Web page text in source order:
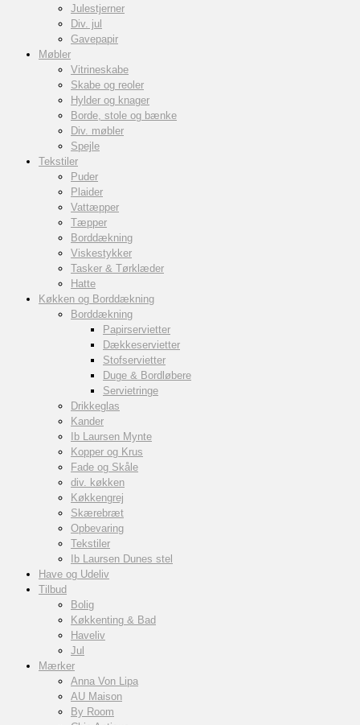
Julestjerner
Div. jul
Gavepapir
Møbler
Vitrineskabe
Skabe og reoler
Hylder og knager
Borde, stole og bænke
Div. møbler
Spejle
Tekstiler
Puder
Plaider
Vattæpper
Tæpper
Borddækning
Viskestykker
Tasker & Tørklæder
Hatte
Køkken og Borddækning
Borddækning
Papirservietter
Dækkeservietter
Stofservietter
Duge & Bordløbere
Servietringe
Drikkeglas
Kander
Ib Laursen Mynte
Kopper og Krus
Fade og Skåle
div. køkken
Køkkengrej
Skærebræt
Opbevaring
Tekstiler
Ib Laursen Dunes stel
Have og Udeliv
Tilbud
Bolig
Køkkenting & Bad
Haveliv
Jul
Mærker
Anna Von Lipa
AU Maison
By Room